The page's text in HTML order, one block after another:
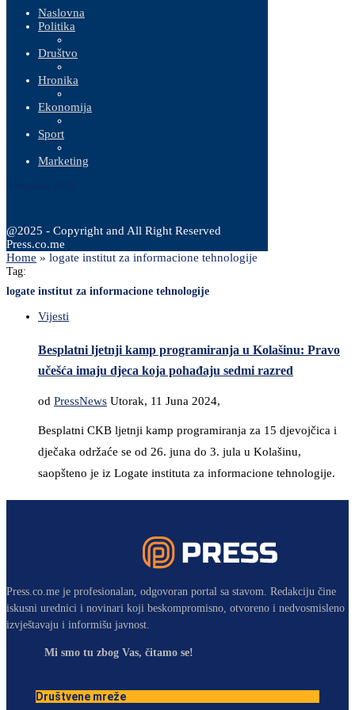
Naslovna
Politika
Društvo
Hronika
Ekonomija
Sport
Marketing
@2025 - Copyright and All Right Reserved
Press.co.me
Home » logate institut za informacione tehnologije
Tag:
logate institut za informacione tehnologije
Vijesti
Besplatni ljetnji kamp programiranja u Kolašinu: Pravo
učešća imaju djeca koja pohađaju sedmi razred
od PressNews Utorak, 11 Juna 2024,
Besplatni CKB ljetnji kamp programiranja za 15 djevojčica i
dječaka održaće se od 26. juna do 3. jula u Kolašinu,
saopšteno je iz Logate instituta za informacione tehnologije.
Press.co.me je profesionalan, odgovoran portal sa stavom. Redakciju čine
iskusni urednici i novinari koji beskompromisno, otvoreno i nedvosmisleno
izvještavaju i informišu javnost.
Mi smo tu zbog Vas, čitamo se!
Društvene mreže